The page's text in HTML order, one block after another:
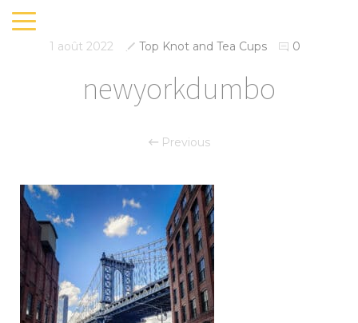
1 août 2022 Top Knot and Tea Cups 0
newyorkdumbo
Previous